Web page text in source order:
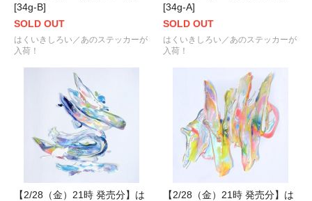
[34g-B]
SOLD OUT
はくいきしろい／あのステッカーが
入荷！
[34g-A]
SOLD OUT
はくいきしろい／あのステッカーが
入荷！
【2/28（金）21時 発売分】は
【2/28（金）21時 発売分】は